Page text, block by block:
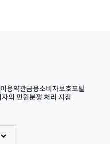
이용약관금융소비자보호포탈
자의 민원분쟁 처리 지침